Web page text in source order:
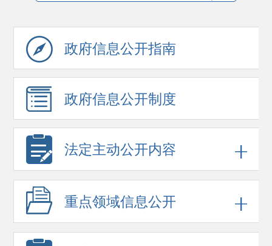
政府信息公开指南
政府信息公开制度
法定主动公开内容
重点领域信息公开